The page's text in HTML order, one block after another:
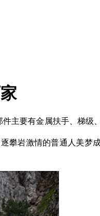
主要有金属扶手、梯级
攀岩激情的普通人美梦